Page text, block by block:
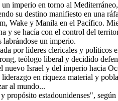
imperio en torno al
su destino manifiesto en una
Wake y Manila en el Pacífico.
y se hacía con el control del
labrándose un imperio.
por líderes clericales y políticos
teólogo liberal y decidido
Israel y del imperio hacia
en riqueza material y
al mundo...
propósito estadounidenses",